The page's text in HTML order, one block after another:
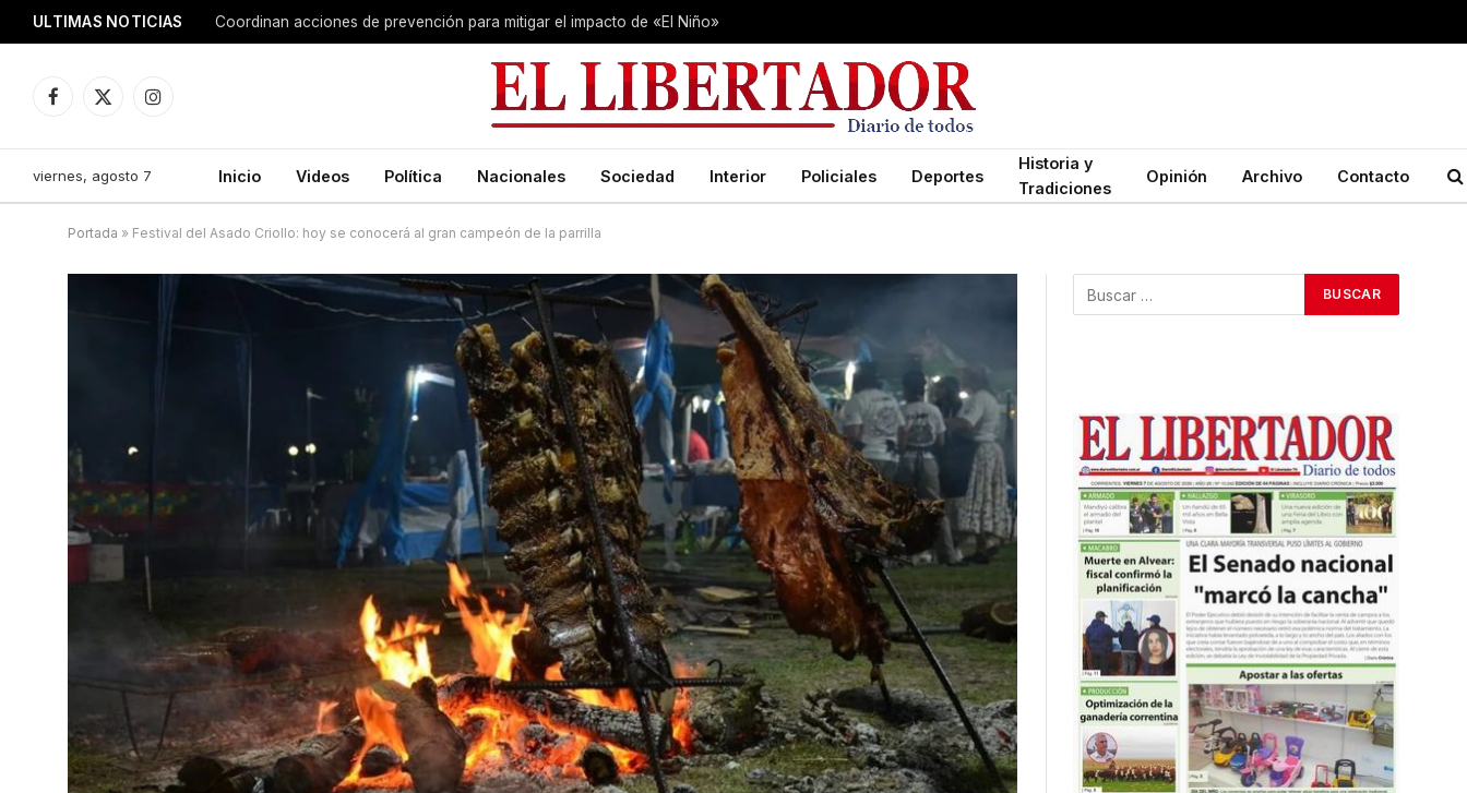
ULTIMAS NOTICIAS Coordinan acciones de prevención para mitigar el impacto de «El Niño»
Facebook
X
Instagram
viernes, agosto 7 Inicio Videos Política Nacionales Sociedad Interior Policiales Deportes
Historia y
Tradiciones
Opinión Archivo Contacto
Portada » Festival del Asado Criollo: hoy se conocerá al gran campeón de la parrilla